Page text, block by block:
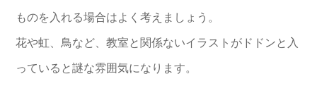
ものを入れる場合はよく考えましょう。
花や虹、鳥など、教室と関係ないイラストがドドンと入
っていると謎な雰囲気になります。